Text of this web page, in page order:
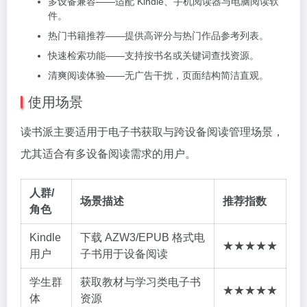
件。
热门书籍推荐——提供高评分与热门作品参考列表。
快速检索功能——支持按书名或关键词查找资源。
清爽阅读体验——无广告干扰，页面结构简洁直观。
使用场景
读书派主要适用于电子书获取与跨设备阅读管理场景，
尤其适合有多设备阅读需求的用户。
人群/
角色
场景描述 推荐指数
Kindle
用户
下载 AZW3/EPUB 格式电
子书用于设备阅读
★★★★★
学生群
体
获取教材与学习类电子书
资源
★★★★★